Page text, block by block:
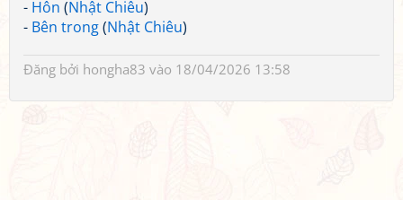
- Hôn (Nhật Chiêu)
- Bên trong(Nhật Chiêu)
Đăng bởi hongha83 vào 18/04/2026 13:58